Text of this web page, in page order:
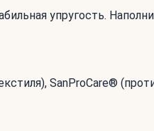
упругость.
SanProCare®